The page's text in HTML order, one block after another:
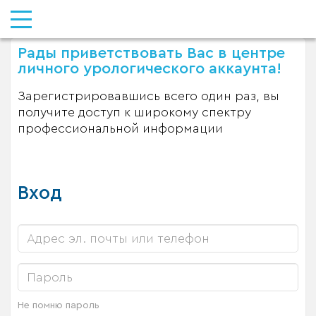
Рады приветствовать Вас в центре
личного урологического аккаунта!
Зарегистрировавшись всего один раз, вы
получите доступ к широкому спектру
профессиональной информации
Вход
Не помню пароль